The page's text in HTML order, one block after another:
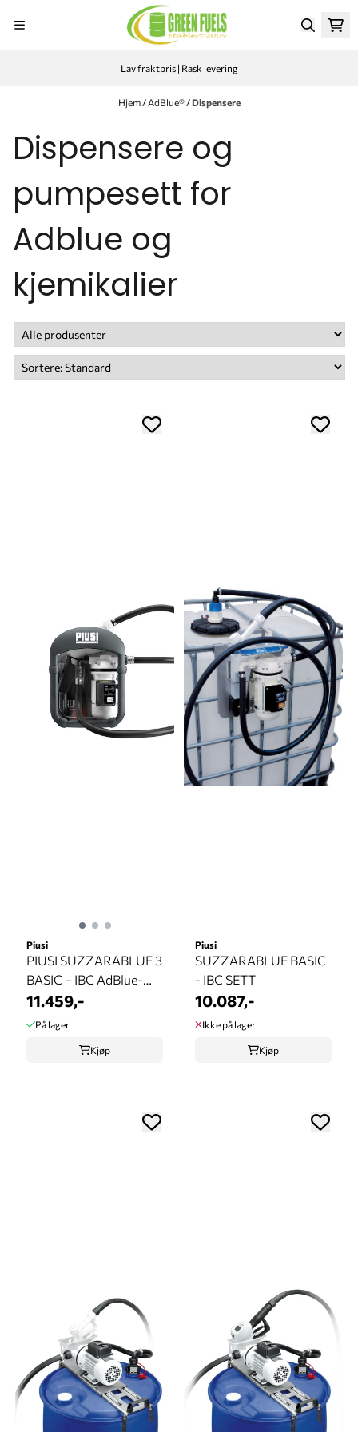
Lav fraktpris | Rask levering
Hjem / AdBlue® /Dispensere
Dispensere og
pumpesett for
Adblue og
kjemikalier
Piusi
PIUSI SUZZARABLUE 3
BASIC – IBC AdBlue-
pumpekit
11.459,-
På lager
Kjøp
Piusi
SUZZARABLUE BASIC
- IBC SETT
10.087,-
Ikke på lager
Kjøp